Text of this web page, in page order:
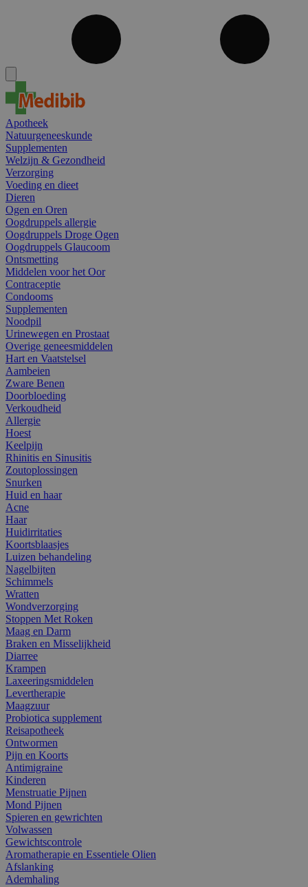
Apotheek
Natuurgeneeskunde
Supplementen
Welzijn & Gezondheid
Verzorging
Voeding en dieet
Dieren
Ogen en Oren
Oogdruppels allergie
Oogdruppels Droge Ogen
Oogdruppels Glaucoom
Ontsmetting
Middelen voor het Oor
Contraceptie
Condooms
Supplementen
Noodpil
Urinewegen en Prostaat
Overige geneesmiddelen
Hart en Vaatstelsel
Aambeien
Zware Benen
Doorbloeding
Verkoudheid
Allergie
Hoest
Keelpijn
Rhinitis en Sinusitis
Zoutoplossingen
Snurken
Huid en haar
Acne
Haar
Huidirritaties
Koortsblaasjes
Luizen behandeling
Nagelbijten
Schimmels
Wratten
Wondverzorging
Stoppen Met Roken
Maag en Darm
Braken en Misselijkheid
Diarree
Krampen
Laxeeringsmiddelen
Levertherapie
Maagzuur
Probiotica supplement
Reisapotheek
Ontwormen
Pijn en Koorts
Antimigraine
Kinderen
Menstruatie Pijnen
Mond Pijnen
Spieren en gewrichten
Volwassen
Gewichtscontrole
Aromatherapie en Essentiele Olien
Afslanking
Ademhaling